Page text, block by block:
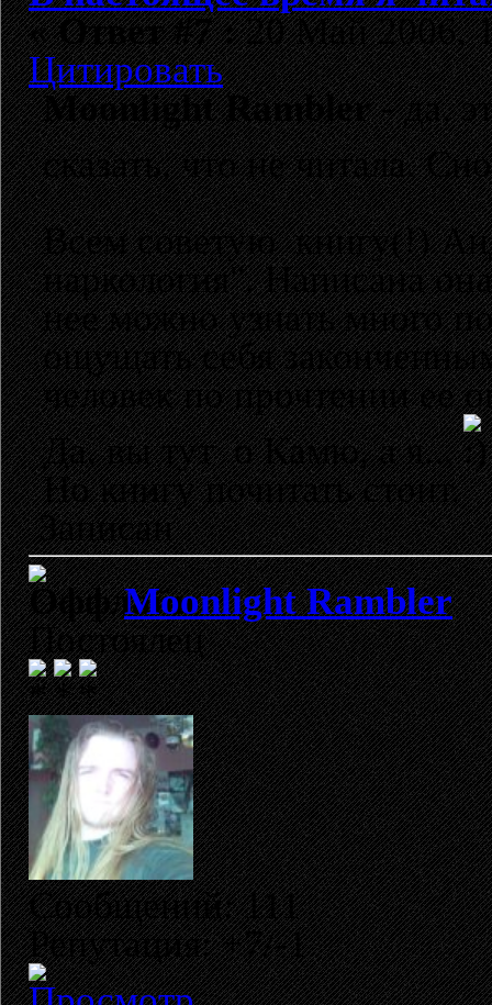
«Ответ #7 :20 Май 2006,
Цитировать
Moonlight Rambler- да,
сказать, что не читала.
Всем советую книгу(!)
наркология". Написана
нее можно узнать много
ощущать себя
человек по прочтении ее
Да, вы тут о Камю, а я...
Но книгу почитать стоит.
Записан
Moonlight Rambler
Постоялец
Сообщений: 111
Репутация: +7/-1